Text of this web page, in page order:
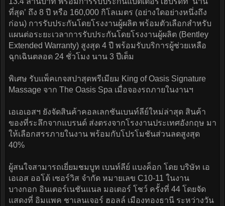
ที่สุด’ ถึง 8 ปี หรือ 160,000 กิโลเมตร (อย่างใดอย่างหนึ่งถึง
ก่อน) การรับประกันโดยโรงงานผู้ผลิต พร้อมตัวเลือกสำหรับ
แผนต่อระยะเวลาการรับประกันโดยโรงงานผู้ผลิต (Bentley
Extended Warranty) สูงสุด 4 ปี พร้อมรับบริการผู้ช่วยเหลือ
ฉุกเฉินตลอด 24 ชั่วโมง นาน 3 ปีเต็ม
พิเศษ รับแพ็คเกจสปาสุดพรีเมียม King of Oasis Signature
Massage จาก The Oasis Spa เมื่อจองรถภายในงานฯ
เอเอเอสฯ ยังจัดสินค้าคอลเลกชันเบนท์ลีย์ใหม่ล่าสุด สินค้า
ของที่ระลึกจากแบรนด์ ส่งตรงจากโรงงานประเทศอังกฤษ มา
ให้เลือกสรรภายในงาน พร้อมกับโปรโมชันส่วนลดสูงสุด
40%
ผู้สนใจสามารถเยี่ยมชมบูท เบนท์ลีย์ แบงค็อก โดย บริษัท เอ
เอเอส ออโต้ เซอร์วิส จำกัด หมายเลข C10-11 ในงาน
บางกอก อินเตอร์เนชันแนล มอเตอร์ โชว์ ครั้งที่ 44 โดยจัด
แสดงที่ อิมแพค ชาเลนเจอร์ ฮอลล์ เมืองทองธานี ระหว่างวัน